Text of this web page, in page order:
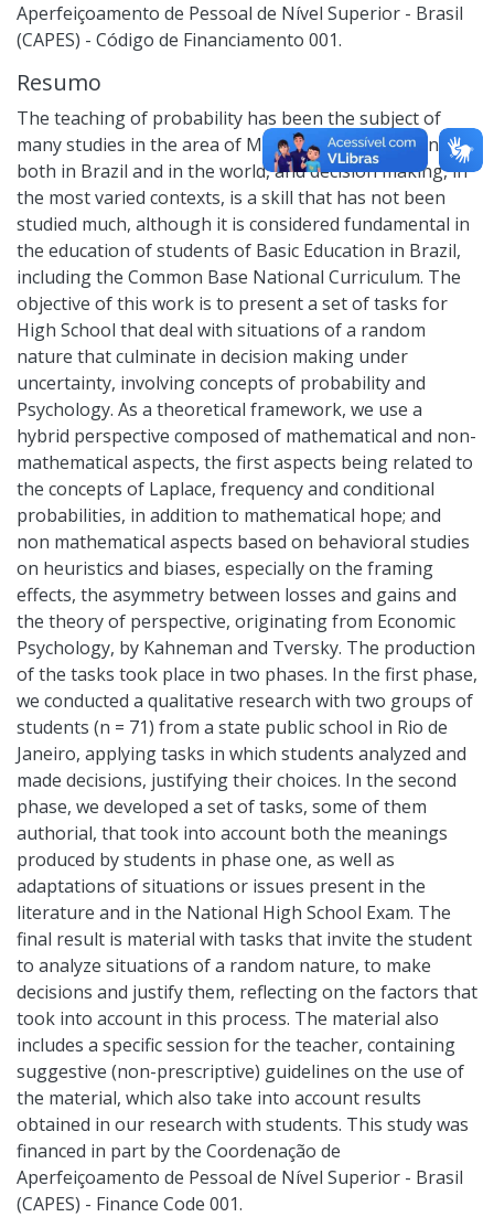
Aperfeiçoamento de Pessoal de Nível Superior - Brasil
(CAPES) - Código de Financiamento 001.
Resumo
The teaching of probability has been the subject of
many studies in the area of Mathematics Education,
both in Brazil and in the world, and decision making, in
the most varied contexts, is a skill that has not been
studied much, although it is considered fundamental in
the education of students of Basic Education in Brazil,
including the Common Base National Curriculum. The
objective of this work is to present a set of tasks for
High School that deal with situations of a random
nature that culminate in decision making under
uncertainty, involving concepts of probability and
Psychology. As a theoretical framework, we use a
hybrid perspective composed of mathematical and non-
mathematical aspects, the first aspects being related to
the concepts of Laplace, frequency and conditional
probabilities, in addition to mathematical hope; and
non mathematical aspects based on behavioral studies
on heuristics and biases, especially on the framing
effects, the asymmetry between losses and gains and
the theory of perspective, originating from Economic
Psychology, by Kahneman and Tversky. The production
of the tasks took place in two phases. In the first phase,
we conducted a qualitative research with two groups of
students (n = 71) from a state public school in Rio de
Janeiro, applying tasks in which students analyzed and
made decisions, justifying their choices. In the second
phase, we developed a set of tasks, some of them
authorial, that took into account both the meanings
produced by students in phase one, as well as
adaptations of situations or issues present in the
literature and in the National High School Exam. The
final result is material with tasks that invite the student
to analyze situations of a random nature, to make
decisions and justify them, reflecting on the factors that
took into account in this process. The material also
includes a specific session for the teacher, containing
suggestive (non-prescriptive) guidelines on the use of
the material, which also take into account results
obtained in our research with students. This study was
financed in part by the Coordenação de
Aperfeiçoamento de Pessoal de Nível Superior - Brasil
(CAPES) - Finance Code 001.